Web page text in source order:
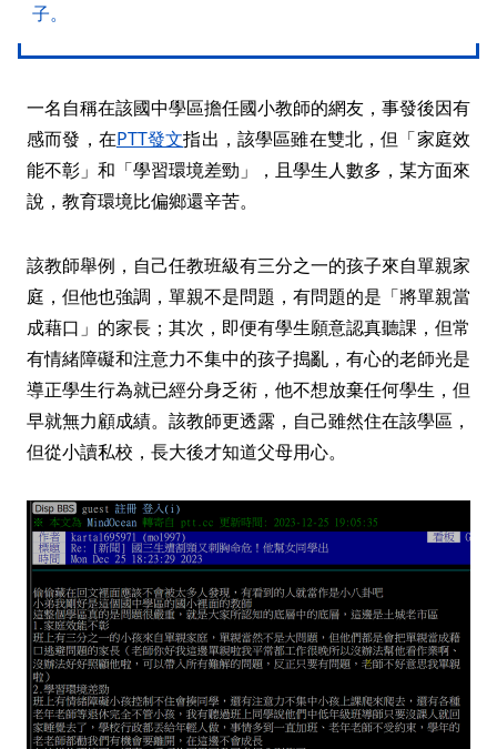
子。
一名自稱在該國中學區擔任國小教師的網友，事發後因有
感而發，在PTT發文指出，該學區雖在雙北，但「家庭效
能不彰」和「學習環境差勁」，且學生人數多，某方面來
說，教育環境比偏鄉還辛苦。
該教師舉例，自己任教班級有三分之一的孩子來自單親家
庭，但他也強調，單親不是問題，有問題的是「將單親當
成藉口」的家長；其次，即便有學生願意認真聽課，但常
有情緒障礙和注意力不集中的孩子搗亂，有心的老師光是
導正學生行為就已經分身乏術，他不想放棄任何學生，但
早就無力顧成績。該教師更透露，自己雖然住在該學區，
但從小讀私校，長大後才知道父母用心。